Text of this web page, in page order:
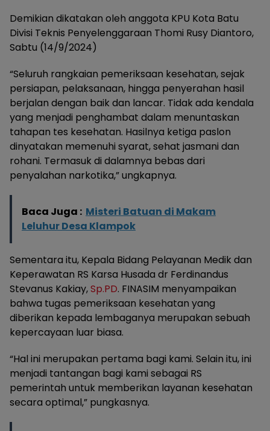
Demikian dikatakan oleh anggota KPU Kota Batu
Divisi Teknis Penyelenggaraan Thomi Rusy Diantoro,
Sabtu (14/9/2024)
“Seluruh rangkaian pemeriksaan kesehatan, sejak
persiapan, pelaksanaan, hingga penyerahan hasil
berjalan dengan baik dan lancar. Tidak ada kendala
yang menjadi penghambat dalam menuntaskan
tahapan tes kesehatan. Hasilnya ketiga paslon
dinyatakan memenuhi syarat, sehat jasmani dan
rohani. Termasuk di dalamnya bebas dari
penyalahan narkotika,” ungkapnya.
Baca Juga : Misteri Batuan di Makam
Leluhur Desa Klampok
Sementara itu, Kepala Bidang Pelayanan Medik dan
Keperawatan RS Karsa Husada dr Ferdinandus
Stevanus Kakiay,Sp.PD. FINASIM menyampaikan
bahwa tugas pemeriksaan kesehatan yang
diberikan kepada lembaganya merupakan sebuah
kepercayaan luar biasa.
“Hal ini merupakan pertama bagi kami. Selain itu, ini
menjadi tantangan bagi kami sebagai RS
pemerintah untuk memberikan layanan kesehatan
secara optimal,” pungkasnya.